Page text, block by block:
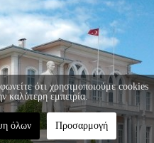
ότι χρησιμοποιούμε cookies
καλύτερη εμπειρία.
όλων Προσαρμογή